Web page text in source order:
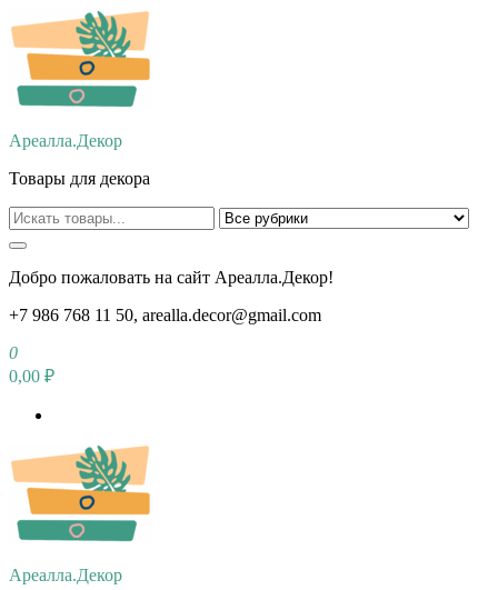
Перейти
к
содержимому
Ареалла.Декор
Товары для декора
Добро пожаловать на сайт Ареалла.Декор!
+7 986 768 11 50, arealla.decor@gmail.com
0
0,00 ₽
Ареалла.Декор